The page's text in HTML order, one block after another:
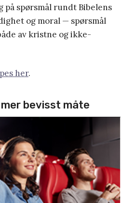
på spørsmål rundt Bibelens
og moral — spørsmål
av kristne og ikke-
her.
mer bevisst måte